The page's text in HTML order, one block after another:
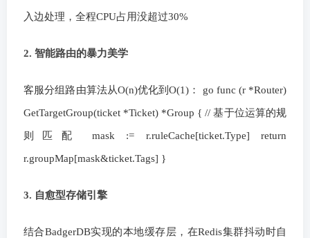
入边处理，全程CPU占用没超过30%
2. 智能路由的暴力美学
客服分组路由算法从O(n)优化到O(1)： go func (r *Router)
GetTargetGroup(ticket *Ticket) *Group { // 基于位运算的规
则匹配 mask := r.ruleCache[ticket.Type] return
r.groupMap[mask&ticket.Tags] }
3. 自愈型存储引擎
结合BadgerDB实现的本地缓存层，在Redis集群抖动时自